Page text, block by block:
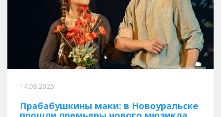
14.08.2025
Прабабушкины маки: в Новоуральске